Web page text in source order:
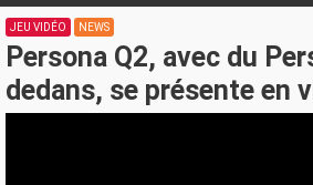
JEU VIDÉO NEWS
Persona Q2, avec du
dedans, se présente en